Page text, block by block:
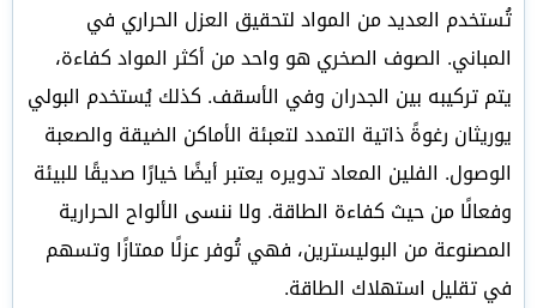
تُستخدم العديد من المواد لتحقيق العزل الحراري في
المباني. الصوف الصخري هو واحد من أكثر المواد كفاءة،
يتم تركيبه بين الجدران وفي الأسقف. كذلك يُستخدم البولي
يوريثان رغوةً ذاتية التمدد لتعبئة الأماكن الضيقة والصعبة
الوصول. الفلين المعاد تدويره يعتبر أيضًا خيارًا صديقًا للبيئة
وفعالًا من حيث كفاءة الطاقة. ولا ننسى الألواح الحرارية
المصنوعة من البوليسترين، فهي تُوفر عزلًا ممتازًا وتسهم
في تقليل استهلاك الطاقة.